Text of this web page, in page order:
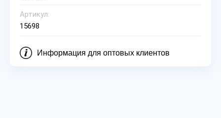
Артикул:
15698
Информация для оптовых клиентов